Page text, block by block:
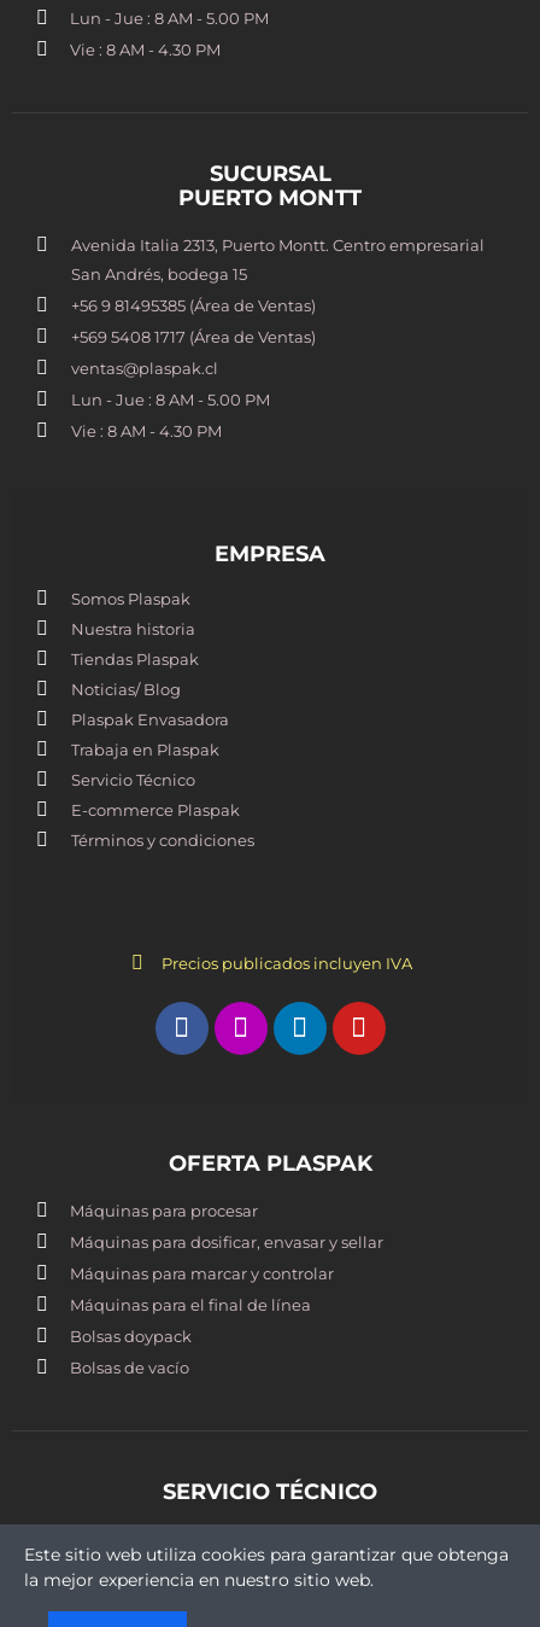
Lun - Jue : 8 AM - 5.00 PM
Vie : 8 AM - 4.30 PM
SUCURSAL
PUERTO MONTT
Avenida Italia 2313, Puerto Montt. Centro empresarial
San Andrés, bodega 15
+56 9 81495385 (Área de Ventas)
+569 5408 1717 (Área de Ventas)
ventas@plaspak.cl
Lun - Jue : 8 AM - 5.00 PM
Vie : 8 AM - 4.30 PM
EMPRESA
Somos Plaspak
Nuestra historia
Tiendas Plaspak
Noticias/ Blog
Plaspak Envasadora
Trabaja en Plaspak
Servicio Técnico
E-commerce Plaspak
Términos y condiciones
Precios publicados incluyen IVA
OFERTA PLASPAK
Máquinas para procesar
Máquinas para dosificar, envasar y sellar
Máquinas para marcar y controlar
Máquinas para el final de línea
Bolsas doypack
Bolsas de vacío
SERVICIO TÉCNICO
+569 5409 9430
Este sitio web utiliza cookies para garantizar que obtenga
la mejor experiencia en nuestro sitio web.